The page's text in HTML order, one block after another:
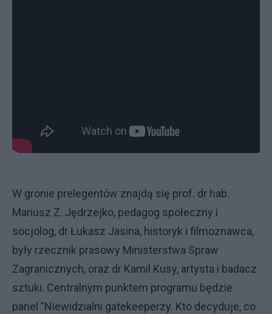
W gronie prelegentów znajdą się prof. dr hab.
Mariusz Z. Jędrzejko, pedagog społeczny i
socjolog, dr Łukasz Jasina, historyk i filmoznawca,
były rzecznik prasowy Ministerstwa Spraw
Zagranicznych, oraz dr Kamil Kusy, artysta i badacz
sztuki. Centralnym punktem programu będzie
panel "Niewidzialni gatekeeperzy. Kto decyduje, co